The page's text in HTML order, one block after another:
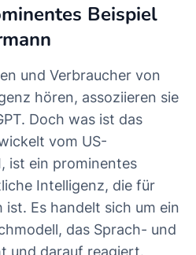
Beispiel
und Verbraucher von
hören, assoziieren sie
Doch was ist das
vom US-
ist ein prominentes
Intelligenz, die für
Es handelt sich um ein
das Sprach- und
und darauf reagiert.